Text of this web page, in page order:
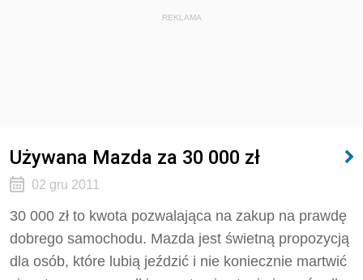
REKLAMA
Używana Mazda za 30 000 zł
02 gru 2011
30 000 zł to kwota pozwalająca na zakup na prawdę
dobrego samochodu. Mazda jest świetną propozycją
dla osób, które lubią jeździć i nie koniecznie martwić